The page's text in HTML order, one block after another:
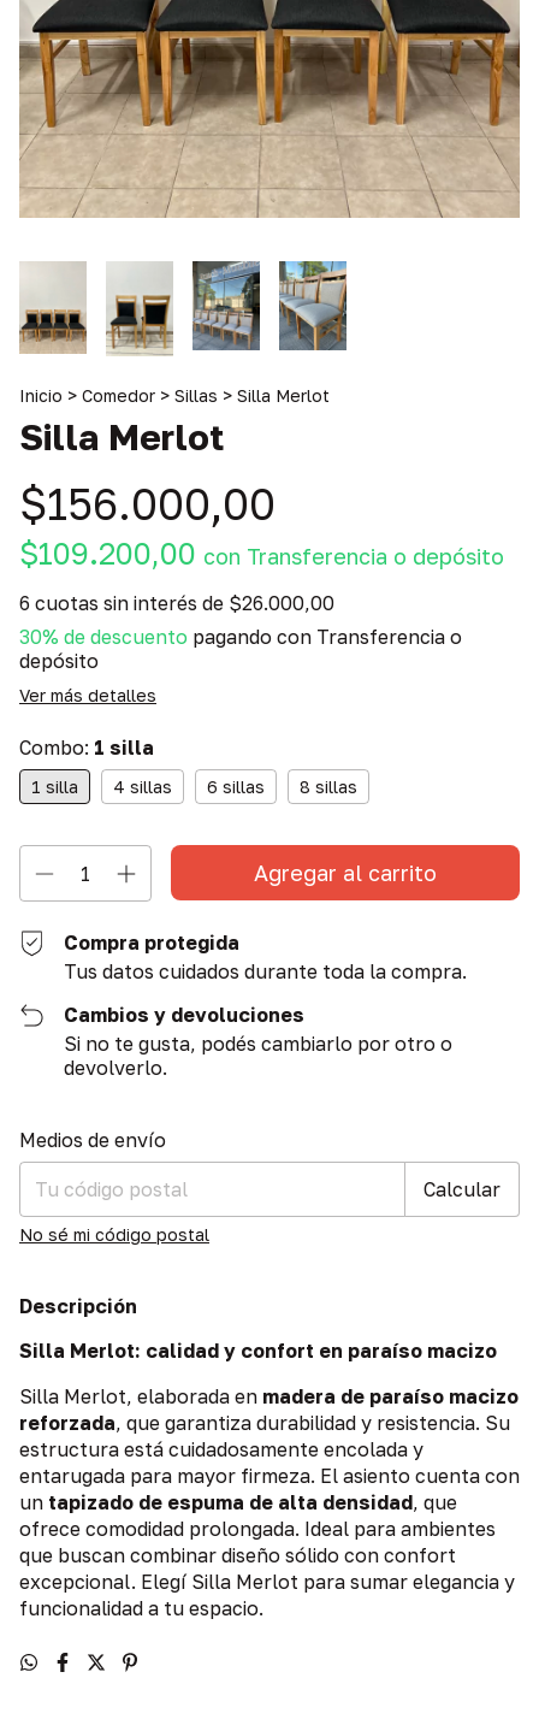
Inicio > Comedor > Sillas > Silla Merlot
Silla Merlot
$156.000,00
$109.200,00 con Transferencia o depósito
6 cuotas sin interés de $26.000,00
30% de descuento pagando con Transferencia o
depósito
Ver más detalles
Combo: 1 silla
1 silla 4 sillas 6 sillas 8 sillas
Compra protegida
Tus datos cuidados durante toda la compra.
Cambios y devoluciones
Si no te gusta, podés cambiarlo por otro o
devolverlo.
Entregas para el CP:
Medios de envío
Calcular
No sé mi código postal
Descripción
Silla Merlot: calidad y confort en paraíso macizo
Silla Merlot, elaborada en madera de paraíso macizo
reforzada, que garantiza durabilidad y resistencia. Su
estructura está cuidadosamente encolada y
entarugada para mayor firmeza. El asiento cuenta con
un tapizado de espuma de alta densidad, que
ofrece comodidad prolongada. Ideal para ambientes
que buscan combinar diseño sólido con confort
excepcional. Elegí Silla Merlot para sumar elegancia y
funcionalidad a tu espacio.